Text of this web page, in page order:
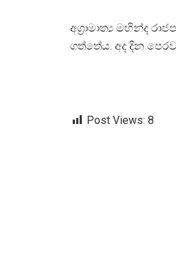
අග්‍රාමාත්‍ය මහින්ද
ගත්තේය. අද දින
Post Views: 8